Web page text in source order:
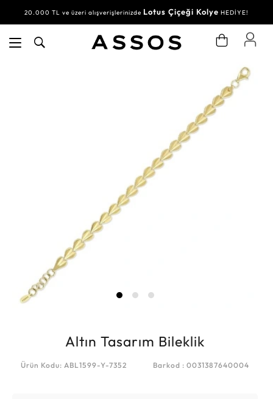
20.000 TL ve üzeri alışverişlerinizde Lotus Çiçeği Kolye HEDİYE!
Altın Tasarım Bileklik
Ürün Kodu: ABL1599-Y-7352 Barkod : 0031387640004